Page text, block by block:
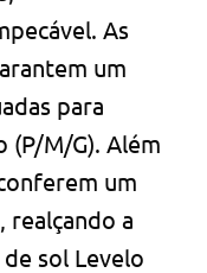
As
um
para
M/G). Além
um
realçando a
sol Levelo